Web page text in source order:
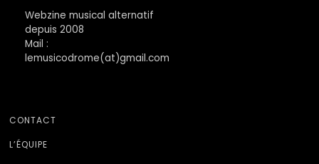
Webzine musical alternatif
depuis 2008
Mail :
lemusicodrome(at)gmail.com
CONTACT
L’ÉQUIPE